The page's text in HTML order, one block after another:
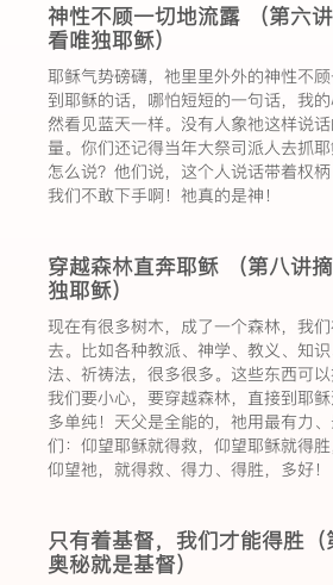
神性不顾一切地流露 （第六
看唯独耶稣）
耶稣气势磅礴，祂里里外外的神性不
到耶稣的话，哪怕短短的一句话，我
然看见蓝天一样。没有人象祂这样说
量。你们还记得当年大祭司派人去抓
怎么说？他们说，这个人说话带着权柄
我们不敢下手啊！祂真的是神！
穿越森林直奔耶稣 （第八讲
独耶稣）
现在有很多树木，成了一个森林，我
去。比如各种教派、神学、教义、知
法、祈祷法，很多很多。这些东西可
我们要小心，要穿越森林，直接到耶
多单纯！天父是全能的，祂用最有力
们：仰望耶稣就得救，仰望耶稣就得
仰望祂，就得救、得力、得胜，多好！
只有着基督，我们才能得胜
奥秘就是基督）